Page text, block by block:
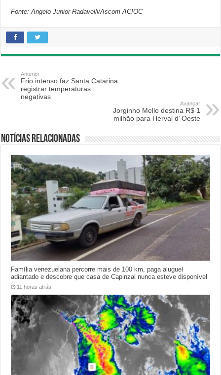
Fonte: Angelo Junior Radavelli/Ascom ACIOC
Anterior
Frio intenso faz Santa Catarina
registrar temperaturas
negativas
Avançar
Jorginho Mello destina R$ 1
milhão para Herval d’ Oeste
Notícias relacionadas
Família venezuelana percorre mais de 100 km, paga aluguel
adiantado e descobre que casa de Capinzal nunca esteve disponível
11 horas atrás